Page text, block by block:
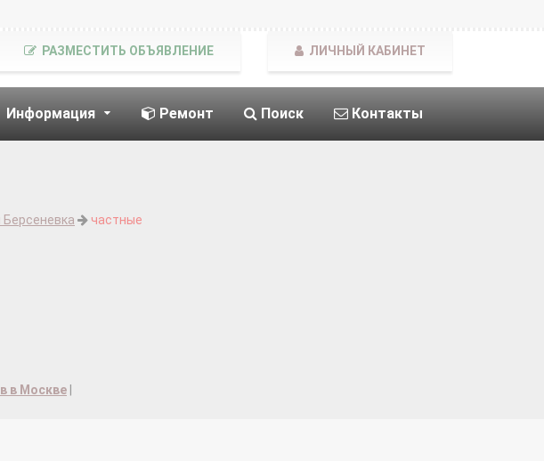
Информация Ремонт Поиск Контакты
РАЗМЕСТИТЬ ОБЪЯВЛЕНИЕ ЛИЧНЫЙ КАБИНЕТ
Берсеневка
частные
в Москве